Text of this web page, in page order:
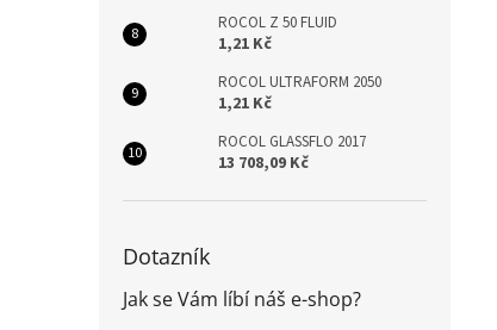
ROCOL Z 50 FLUID
1,21 Kč
ROCOL ULTRAFORM 2050
1,21 Kč
ROCOL GLASSFLO 2017
13 708,09 Kč
Dotazník
Jak se Vám líbí náš e-shop?